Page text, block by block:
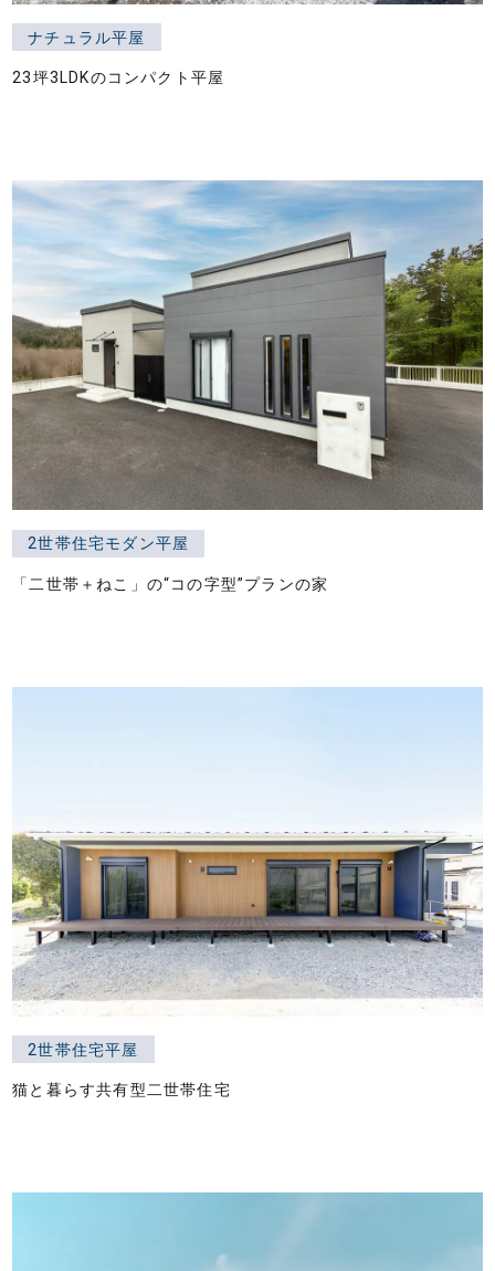
ナチュラル平屋
23坪3LDKのコンパクト平屋
2世帯住宅モダン平屋
「二世帯＋ねこ」の“コの字型”プランの家
2世帯住宅平屋
猫と暮らす共有型二世帯住宅